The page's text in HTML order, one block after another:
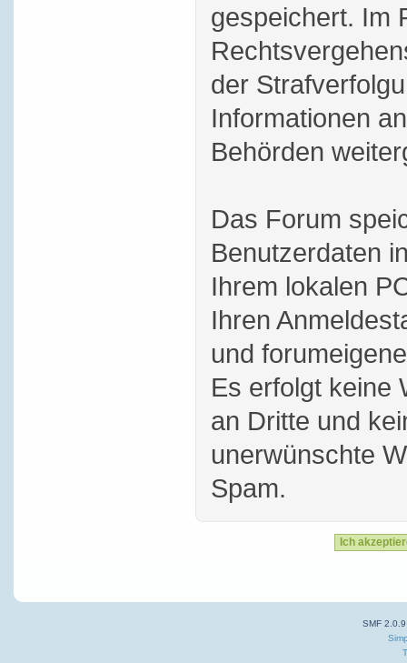
gespeichert. Im
der
Informationen
Behörden
Das Forum
Benutzerdaten
Ihrem lokalen
Ihren
und
Es erfolgt keine
an Dritte und
unerwünschte
Spam.
SMF 2.0.9